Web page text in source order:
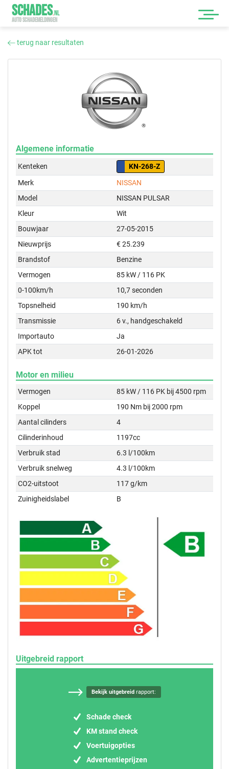
SCHADES.NL
AUTO SCHADEMELDINGEN
terug naar resultaten
Algemene informatie
Kenteken
KN-268-Z
Merk
NISSAN
Model
NISSAN PULSAR
Kleur
Wit
Bouwjaar
27-05-2015
Nieuwprijs
€ 25.239
Brandstof
Benzine
Vermogen
85 kW / 116 PK
0-100km/h
10,7 seconden
Topsnelheid
190 km/h
Transmissie
6 v., handgeschakeld
Importauto
Ja
APK tot
26-01-2026
Motor en milieu
Vermogen
85 kW / 116 PK bij 4500 rpm
Koppel
190 Nm bij 2000 rpm
Aantal cilinders
4
Cilinderinhoud
1197cc
Verbruik stad
6.3 l/100km
Verbruik snelweg
4.3 l/100km
CO2-uitstoot
117 g/km
Zuinigheidslabel
B
Uitgebreid rapport
Bekijk uitgebreidrapport:
Schade check
KM stand check
Voertuigopties
Advertentieprijzen